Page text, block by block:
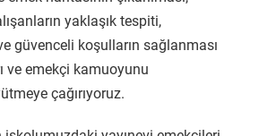
yaklaşık tespiti,
güvenceli koşulların sağlanması
ve emekçi kamuoyunu
çağırıyoruz.